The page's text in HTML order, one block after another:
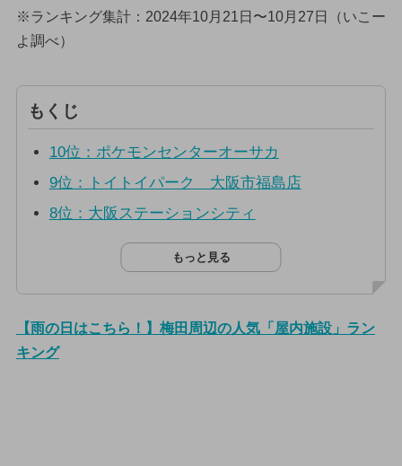
※ランキング集計：2024年10月21日〜10月27日（いこー
よ調べ）
もくじ
10位：ポケモンセンターオーサカ
9位：トイトイパーク 大阪市福島店
8位：大阪ステーションシティ
もっと見る
【雨の日はこちら！】梅田周辺の人気「屋内施設」ラン
キング